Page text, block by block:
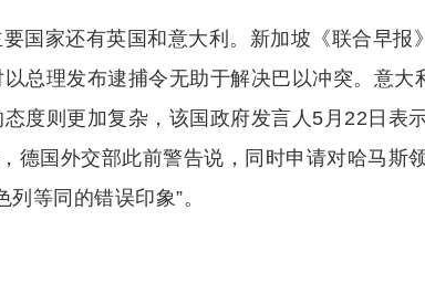
国家还有英国和意大利。新加坡《联合早报
总理发布逮捕令无助于解决巴以冲突。意大
度则更加复杂，该国政府发言人5月22日表
德国外交部此前警告说，同时申请对哈马斯
等同的错误印象”。